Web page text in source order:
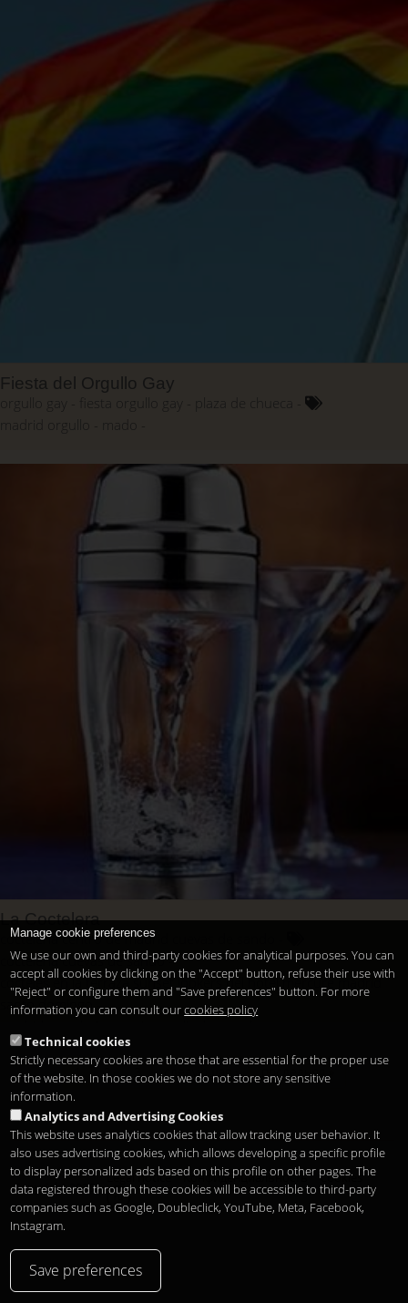
Fiesta del Orgullo Gay
orgullo gay
fiesta orgullo gay
plaza de chueca
madrid orgullo
La Coctelera
cocteleria centro de madrid cuevas de sando
cocteleria cuevas de sando
cocteles en la terraza sunset lookers del hotel mercure madrid
santo domingo
tomar cocoteles por la noche
1 2 3 следующая › последняя »
Copyright 2026
Legal notice Конфиденциальность Cookies
ru
Manage cookie preferences
We use our own and third-party cookies for analytical purposes. You can
accept all cookies by clicking on the "Accept" button, refuse their use with
"Reject" or configure them and "Save preferences" button. For more
information you can consult ourcookies policy
Technical cookies
Strictly necessary cookies are those that are essential for the proper use
of the website. In those cookies we do not store any sensitive
information.
Analytics and Advertising Cookies
This website uses analytics cookies that allow tracking user behavior. It
also uses advertising cookies, which allows developing a specific profile
to display personalized ads based on this profile on other pages. The
data registered through these cookies will be accessible to third-party
companies such as Google, Doubleclick, YouTube, Meta, Facebook,
Instagram.
Save preferences